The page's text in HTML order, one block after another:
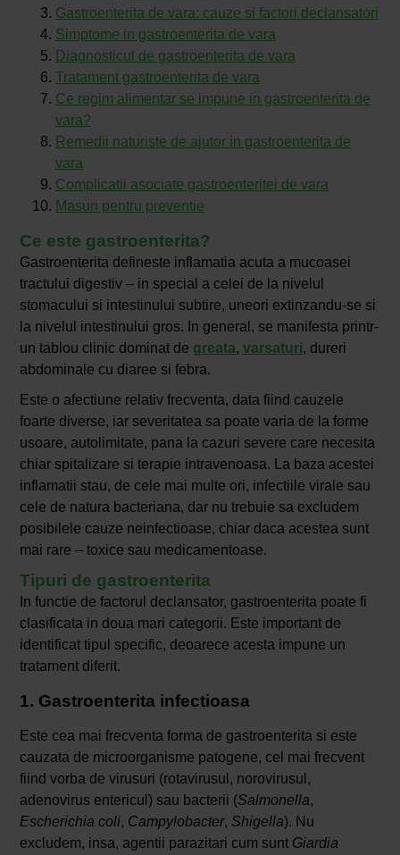
Gastroenterita de vara: cauze si factori declansatori
Simptome in gastroenterita de vara
Diagnosticul de gastroenterita de vara
Tratament gastroenterita de vara
Ce regim alimentar se impune in gastroenterita de
vara?
Remedii naturiste de ajutor in gastroenterita de
vara
Complicatii asociate gastroenteritei de vara
Masuri pentru preventie
Ce este gastroenterita?
Gastroenterita defineste inflamatia acuta a mucoasei
tractului digestiv – in special a celei de la nivelul
stomacului si intestinului subtire, uneori extinzandu-se si
la nivelul intestinului gros. In general, se manifesta printr-
un tablou clinic dominat de greata, varsaturi, dureri
abdominale cu diaree si febra.
Este o afectiune relativ frecventa, data fiind cauzele
foarte diverse, iar severitatea sa poate varia de la forme
usoare, autolimitate, pana la cazuri severe care necesita
chiar spitalizare si terapie intravenoasa. La baza acestei
inflamatii stau, de cele mai multe ori, infectiile virale sau
cele de natura bacteriana, dar nu trebuie sa excludem
posibilele cauze neinfectioase, chiar daca acestea sunt
mai rare – toxice sau medicamentoase.
Tipuri de gastroenterita
In functie de factorul declansator, gastroenterita poate fi
clasificata in doua mari categorii. Este important de
identificat tipul specific, deoarece acesta impune un
tratament diferit.
1. Gastroenterita infectioasa
Este cea mai frecventa forma de gastroenterita si este
cauzata de microorganisme patogene, cel mai frecvent
fiind vorba de virusuri (rotavirusul, norovirusul,
adenovirus entericul) sau bacterii (Salmonella,
Escherichia coli, Campylobacter, Shigella). Nu
excludem, insa, agentii parazitari cum sunt Giardia